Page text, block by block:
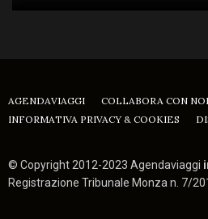
AGENDAVIAGGI
COLLABORA CON NOI
INFORMATIVA PRIVACY & COOKIES
© Copyright 2012-2023 Agendaviaggi
Registrazione Tribunale Monza n. 7/